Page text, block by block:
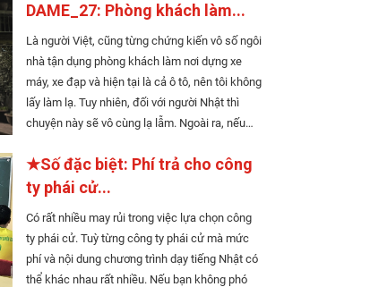
DAME_27: Phòng khách làm...
Là người Việt, cũng từng chứng kiến vô số ngôi
nhà tận dụng phòng khách làm nơi dựng xe
máy, xe đạp và hiện tại là cả ô tô, nên tôi không
lấy làm lạ. Tuy nhiên, đối với người Nhật thì
chuyện này sẽ vô cùng lạ lẫm. Ngoài ra, nếu
đại hiệu thuốc nào đó để mua thuốc bệnh thì
quên giấc mơ đó đi nhé. Ở Nhật, mua thuốc...
★Số đặc biệt: Phí trả cho công
ty phái cử...
Có rất nhiều may rủi trong việc lựa chọn công
ty phái cử. Tuỳ từng công ty phái cử mà mức
phí và nội dung chương trình dạy tiếng Nhật có
thể khác nhau rất nhiều. Nếu bạn không phó